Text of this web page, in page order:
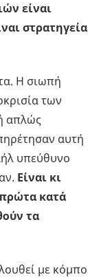
είναι
στρατηγεία
Η σιωπή
των
απλώς
αυτή
υπεύθυνο
Είναι κι
κατά
τα
με κόμπο